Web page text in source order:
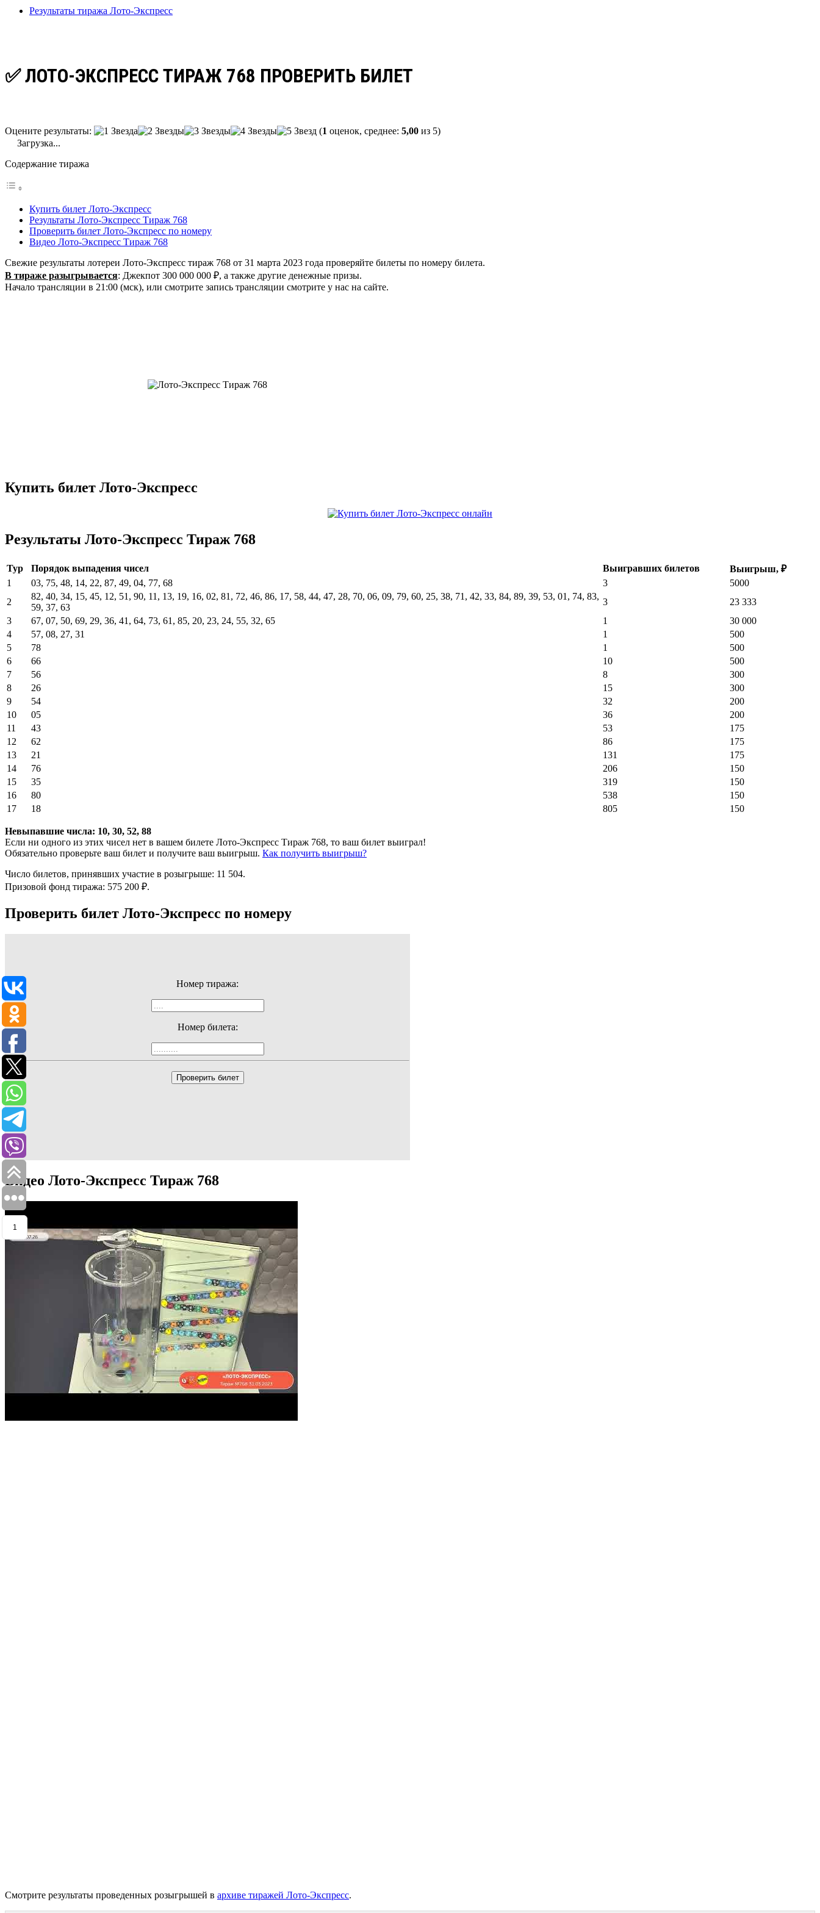
Результаты тиража Лото-Экспресс
✅ ЛОТО-ЭКСПРЕСС ТИРАЖ 768 ПРОВЕРИТЬ БИЛЕТ
Оцените результаты: (1 оценок, среднее: 5,00 из 5)
Загрузка...
Содержание тиража
Купить билет Лото-Экспресс
Результаты Лото-Экспресс Тираж 768
Проверить билет Лото-Экспресс по номеру
Видео Лото-Экспресс Тираж 768
Свежие результаты лотереи Лото-Экспресс тираж 768 от 31 марта 2023 года проверяйте билеты по номеру билета.
В тираже разыгрывается: Джекпот 300 000 000 ₽, а также другие денежные призы.
Начало трансляции в 21:00 (мск), или смотрите запись трансляции смотрите у нас на сайте.
Купить билет Лото-Экспресс
Результаты Лото-Экспресс Тираж 768
Тур Порядок выпадения чисел Выигравших билетов
Выигрыш, ₽
1
03, 75, 48, 14, 22, 87, 49, 04, 77, 68 3
5000
2
82, 40, 34, 15, 45, 12, 51, 90, 11, 13, 19, 16, 02, 81, 72, 46, 86, 17, 58, 44, 47, 28, 70, 06, 09, 79, 60, 25, 38, 71, 42, 33, 84, 89, 39, 53, 01, 74, 83,
59, 37, 63
3
23 333
3
67, 07, 50, 69, 29, 36, 41, 64, 73, 61, 85, 20, 23, 24, 55, 32, 65 1
30 000
4
57, 08, 27, 31 1
500
5
78 1
500
6
66 10
500
7
56 8
300
8
26 15
300
9
54 32
200
10
05 36
200
11
43 53
175
12
62 86
175
13
21 131
175
14
76 206
150
15
35 319
150
16
80 538
150
17
18 805 150
Невыпавшие числа: 10, 30, 52, 88
Если ни одного из этих чисел нет в вашем билете Лото-Экспресс Тираж 768, то ваш билет выиграл!
Обязательно проверьте ваш билет и получите ваш выигрыш. Как получить выигрыш?
Число билетов, принявших участие в розыгрыше: 11 504.
Призовой фонд тиража: 575 200 ₽.
Проверить билет Лото-Экспресс по номеру
Номер тиража:
Номер билета:
Проверить билет
Видео Лото-Экспресс Тираж 768
Смотрите результаты проведенных розыгрышей в архиве тиражей Лото-Экспресс.
1